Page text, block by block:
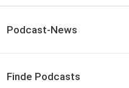
Podcast-News
Finde Podcasts